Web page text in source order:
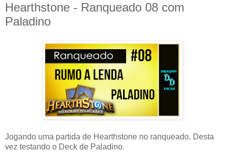
Hearthstone - Ranqueado 08 com
Paladino
Jogando uma partida de Hearthstone no ranqueado. Desta
vez testando o Deck de Paladino.